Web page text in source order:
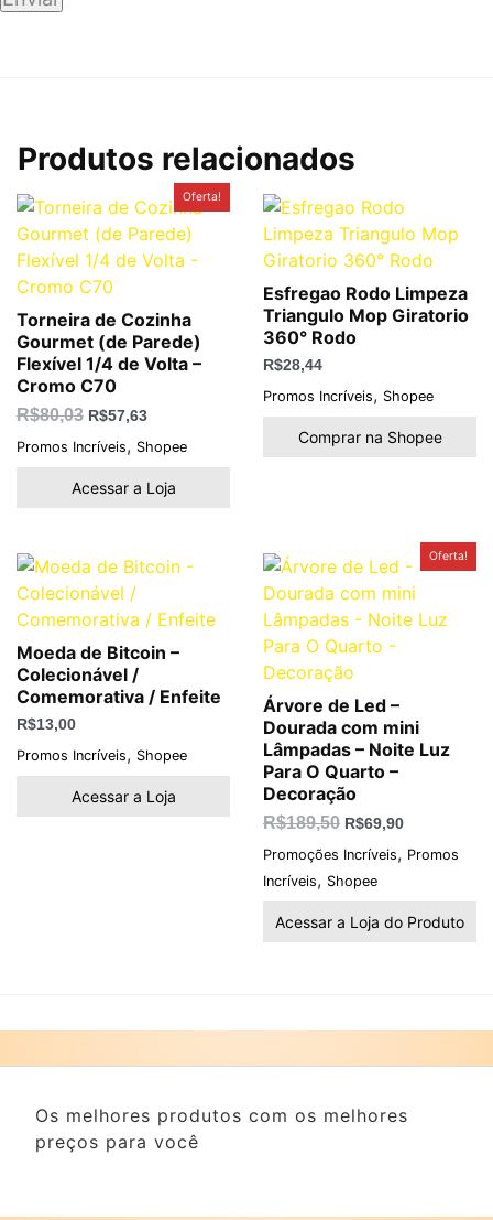
Produtos relacionados
Oferta!
Torneira de Cozinha
Gourmet (de Parede)
Flexível 1/4 de Volta –
Cromo C70
R$80,03
preço
original
era:
R$80,03.
R$57,63
preço
atual
é:
R$57,63.
Promos Incríveis, Shopee
Acessar a Loja
Esfregao Rodo Limpeza
Triangulo Mop Giratorio
360° Rodo
R$28,44
Promos Incríveis, Shopee
Comprar na Shopee
Moeda de Bitcoin –
Colecionável /
Comemorativa / Enfeite
R$13,00
Promos Incríveis, Shopee
Acessar a Loja
Oferta!
Árvore de Led –
Dourada com mini
Lâmpadas – Noite Luz
Para O Quarto –
Decoração
R$189,50
preço
era:
R$189,50.
R$69,90
preço
é:
R$69,90.
Promoções Incríveis, Promos
Incríveis, Shopee
Acessar a Loja do Produto
Os melhores produtos com os melhores
preços para você